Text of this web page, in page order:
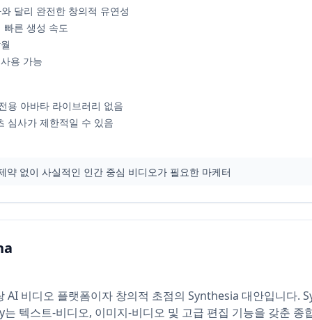
달리 완전한 창의적 유연성
른 생성 속도
용 가능
용 아바타 라이브러리 없음
심사가 제한적일 수 있음
약 없이 사실적인 인간 중심 비디오가 필요한 마케터
비디오 플랫폼이자 창의적 초점의 Synthesia 대안입니다.
텍스트-비디오, 이미지-비디오 및 고급 편집 기능을 갖춘 종